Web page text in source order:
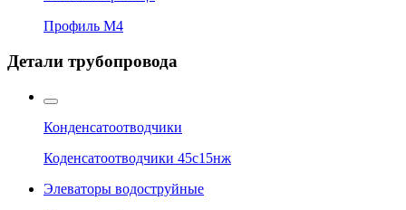
Профиль М4
Детали трубопровода
Конденсатоотводчики
Коденсатоотводчики 45с15нж
Элеваторы водоструйные